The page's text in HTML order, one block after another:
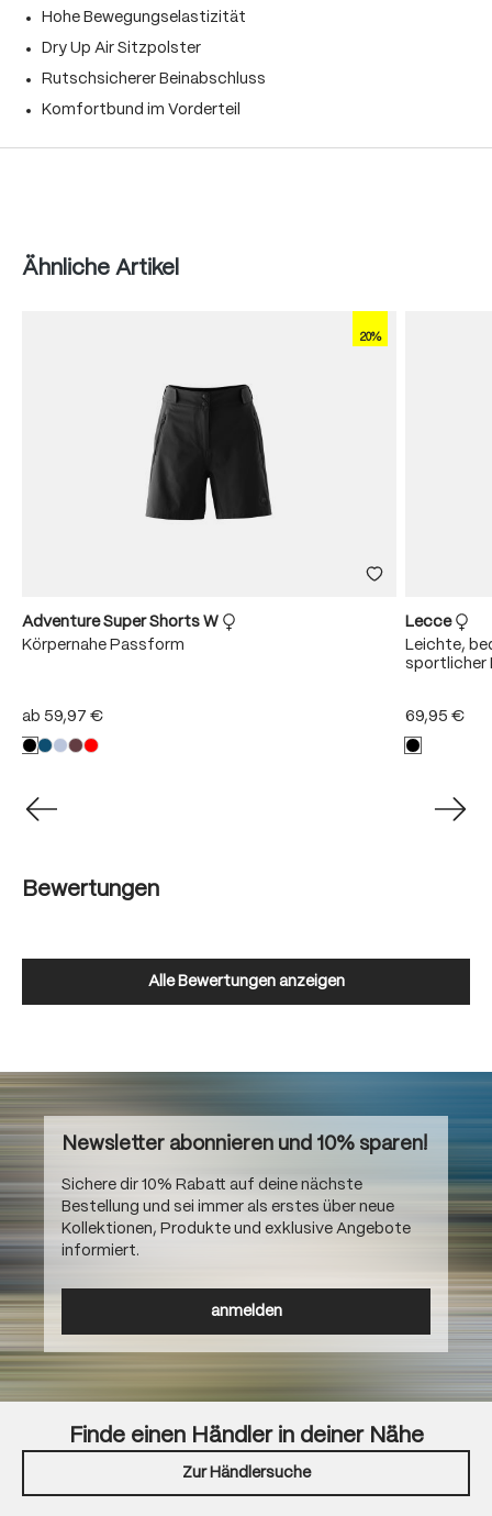
Hohe Bewegungselastizität
Dry Up Air Sitzpolster
Rutschsicherer Beinabschluss
Komfortbund im Vorderteil
Produktgalerie überspringen
Ähnliche Artikel
20%
Adventure Super Shorts W
Körpernahe Passform
ab 59,97 €
Lecce
Leichte,
sportlicher
69,95 €
Bewertungen
Alle Bewertungen anzeigen
Newsletter abonnieren und 10% sparen!
Sichere dir 10% Rabatt auf deine nächste
Bestellung und sei immer als erstes über neue
Kollektionen, Produkte und exklusive Angebote
informiert.
anmelden
Finde einen Händler in deiner Nähe
Zur Händlersuche